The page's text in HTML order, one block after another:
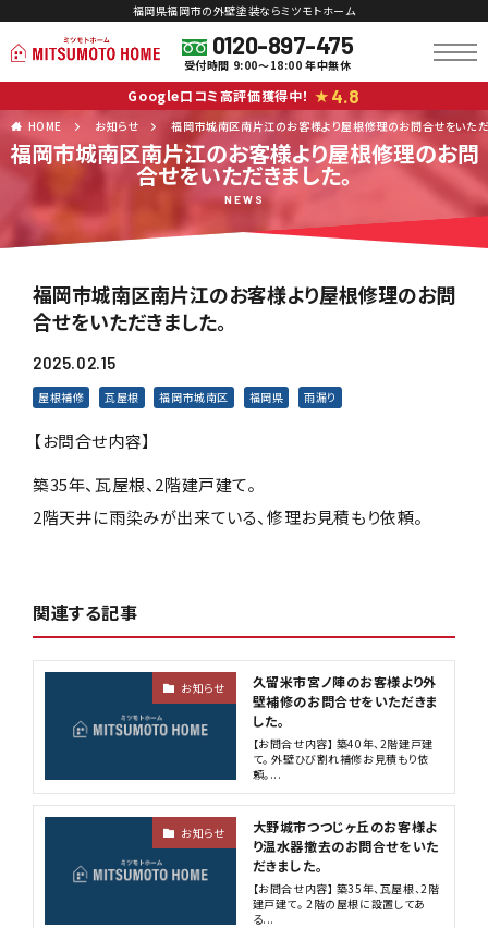
福岡県福岡市の外壁塗装ならミツモトホーム
0120-897-475
受付時間 9:00～18:00 年中無休
Google口コミ高評価獲得中！ ★ 4.8
HOME お知らせ 福岡市城南区南片江のお客様より屋根修理のお問合せをいただ
福岡市城南区南片江のお客様より屋根修理のお問
合せをいただきました。
NEWS
福岡市城南区南片江のお客様より屋根修理のお問
合せをいただきました。
2025.02.15
屋根補修 瓦屋根 福岡市城南区 福岡県 雨漏り
【お問合せ内容】
築35年、瓦屋根、2階建戸建て。
2階天井に雨染みが出来ている、修理お見積もり依頼。
関連する記事
お知らせ
久留米市宮ノ陣のお客様より外
壁補修のお問合せをいただきま
した。
【お問合せ内容】 築40年、2階建戸建
て。 外壁ひび割れ補修お見積もり依
頼。...
お知らせ
大野城市つつじヶ丘のお客様よ
り温水器撤去のお問合せをいた
だきました。
【お問合せ内容】 築35年、瓦屋根、2階
建戸建て。 2階の屋根に設置してあ
る...